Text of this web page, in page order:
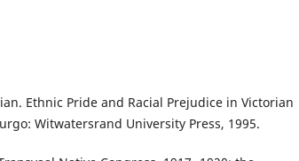
Ethnic Pride and Racial Prejudice in Victorian
Witwatersrand University Press, 1995.